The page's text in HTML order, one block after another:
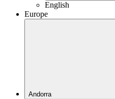
English
Europe
Andorra